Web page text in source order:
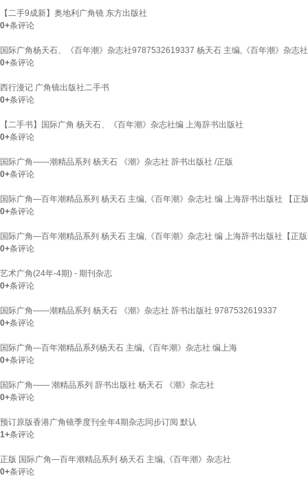
【二手9成新】奥地利广角镜 东方出版社
0+条评论
国际广角杨天石、《百年潮》杂志社9787532619337 杨天石 主编,《百年潮》杂志
0+条评论
西行漫记 广角镜出版社二手书
0+条评论
【二手书】国际广角 杨天石、《百年潮》杂志社编 上海辞书出版社
0+条评论
国际广角——潮精品系列 杨天石 《潮》杂志社 辞书出版社 /正版
0+条评论
国际广角—百年潮精品系列 杨天石 主编,《百年潮》杂志社 编 上海辞书出版社 【正版
0+条评论
国际广角—百年潮精品系列 杨天石 主编,《百年潮》杂志社 编 上海辞书出版社【正版
0+条评论
艺术广角(24年-4期) - 期刊杂志
0+条评论
国际广角——潮精品系列 杨天石 《潮》杂志社 辞书出版社 9787532619337
0+条评论
国际广角—百年潮精品系列杨天石 主编,《百年潮》杂志社 编上海
0+条评论
国际广角—— 潮精品系列 辞书出版社 杨天石 《潮》杂志社
0+条评论
预订原版香港广角镜季度刊全年4期杂志同步订阅 默认
1+条评论
正版 国际广角—百年潮精品系列 杨天石 主编,《百年潮》杂志社
0+条评论